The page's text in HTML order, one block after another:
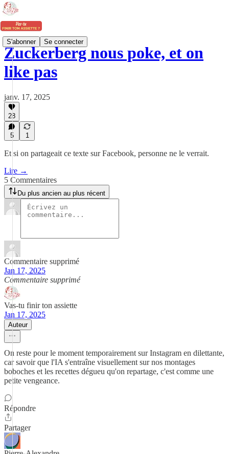
S'abonner Se connecter
Zuckerberg nous poke, et on
like pas
janv. 17, 2025
28
5 1
Et si on partageait ce texte sur Facebook, personne ne le verrait.
Lire →
5 Commentaires
Du plus ancien au plus récent
Commentaire supprimé
Jan 17, 2025
Commentaire supprimé
Vas-tu finir ton assiette
Jan 17, 2025
Auteur
On reste pour le moment temporairement sur Instagram en dilettante,
car savoir que l'IA s'entraîne visuellement sur nos montages
boboches et les recettes dégueu qu'on repartage, c'est comme une
petite vengeance.
Répondre
Partager